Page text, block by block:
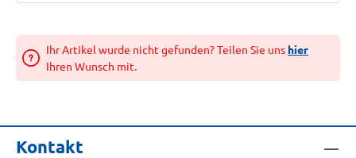
Ihr Artikel wurde nicht gefunden? Teilen Sie uns hier
Ihren Wunsch mit.
Kontakt